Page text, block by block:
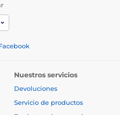
Nuestros servicios
Devoluciones
Servicio de productos